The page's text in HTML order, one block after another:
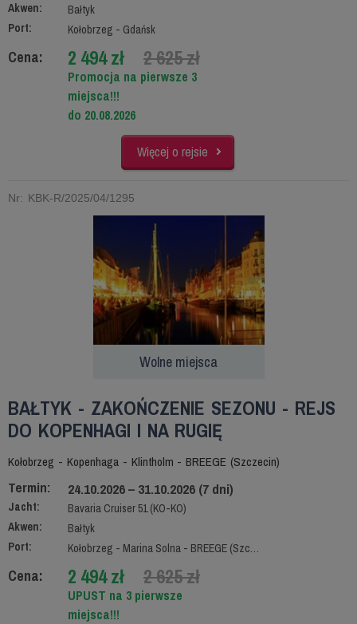
Akwen:
Bałtyk
Port:
Kołobrzeg - Gdańsk
Cena: 2 494 zł 2 625 zł
Promocja na pierwsze 3
miejsca!!!
do 20.08.2026
Więcej o rejsie
Nr: KBK-R/2025/04/1295
Wolne miejsca
BAŁTYK - ZAKOŃCZENIE SEZONU - REJS
DO KOPENHAGI I NA RUGIĘ
Kołobrzeg - Kopenhaga - Klintholm - BREEGE (Szczecin)
Termin: 24.10.2026 – 31.10.2026 (7 dni)
Jacht:
Bavaria Cruiser 51 (KO-KO)
Akwen:
Bałtyk
Port:
Kołobrzeg - Marina Solna - BREEGE (Szczecin)
Cena: 2 494 zł 2 625 zł
UPUST na 3 pierwsze
miejsca!!!